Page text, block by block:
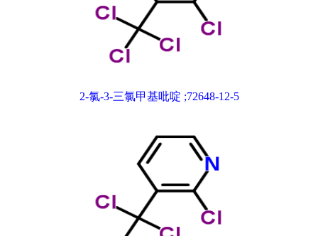
2-氯-3-三氯甲基吡啶 ;72648-12-5